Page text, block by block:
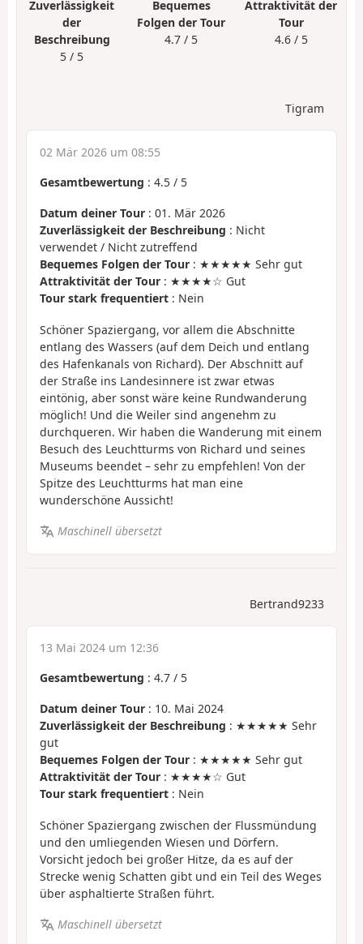
Zuverlässigkeit
der
Beschreibung
5 / 5
Bequemes
Folgen der Tour
4.7 / 5
Attraktivität der
Tour
4.6 / 5
Tigram
02 Mär 2026 um 08:55
Gesamtbewertung : 4.5 / 5
Datum deiner Tour : 01. Mär 2026
Zuverlässigkeit der Beschreibung : Nicht
verwendet / Nicht zutreffend
Bequemes Folgen der Tour : ★★★★★ Sehr gut
Attraktivität der Tour : ★★★★☆ Gut
Tour stark frequentiert : Nein
Schöner Spaziergang, vor allem die Abschnitte
entlang des Wassers (auf dem Deich und entlang
des Hafenkanals von Richard). Der Abschnitt auf
der Straße ins Landesinnere ist zwar etwas
eintönig, aber sonst wäre keine Rundwanderung
möglich! Und die Weiler sind angenehm zu
durchqueren. Wir haben die Wanderung mit einem
Besuch des Leuchtturms von Richard und seines
Museums beendet – sehr zu empfehlen! Von der
Spitze des Leuchtturms hat man eine
wunderschöne Aussicht!
Maschinell übersetzt
Bertrand9233
13 Mai 2024 um 12:36
Gesamtbewertung : 4.7 / 5
Datum deiner Tour : 10. Mai 2024
Zuverlässigkeit der Beschreibung : ★★★★★ Sehr
gut
Bequemes Folgen der Tour : ★★★★★ Sehr gut
Attraktivität der Tour : ★★★★☆ Gut
Tour stark frequentiert : Nein
Schöner Spaziergang zwischen der Flussmündung
und den umliegenden Wiesen und Dörfern.
Vorsicht jedoch bei großer Hitze, da es auf der
Strecke wenig Schatten gibt und ein Teil des Weges
über asphaltierte Straßen führt.
Maschinell übersetzt